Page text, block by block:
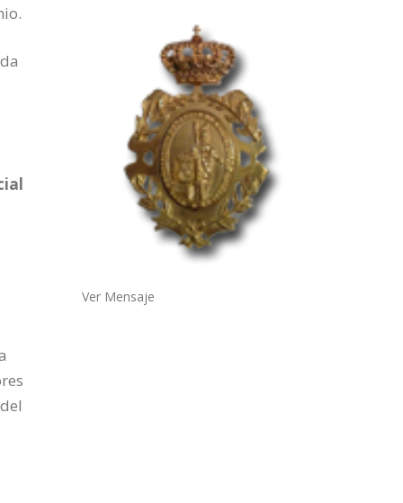
Ver Mensaje